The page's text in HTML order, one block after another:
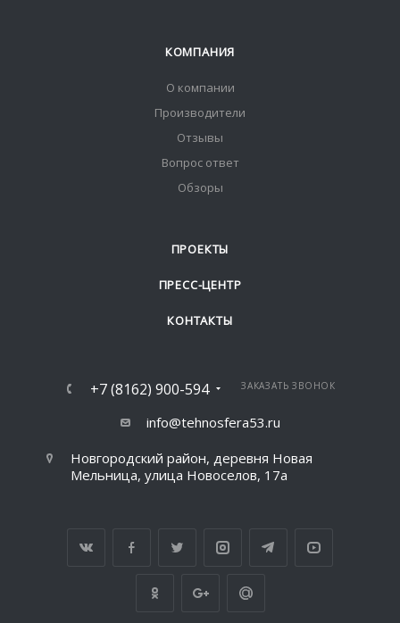
КОМПАНИЯ
О компании
Производители
Отзывы
Вопрос ответ
Обзоры
ПРОЕКТЫ
ПРЕСС-ЦЕНТР
КОНТАКТЫ
+7 (8162) 900-594 ЗАКАЗАТЬ ЗВОНОК
info@tehnosfera53.ru
Новгородский район, деревня Новая
Мельница, улица Новоселов, 17а